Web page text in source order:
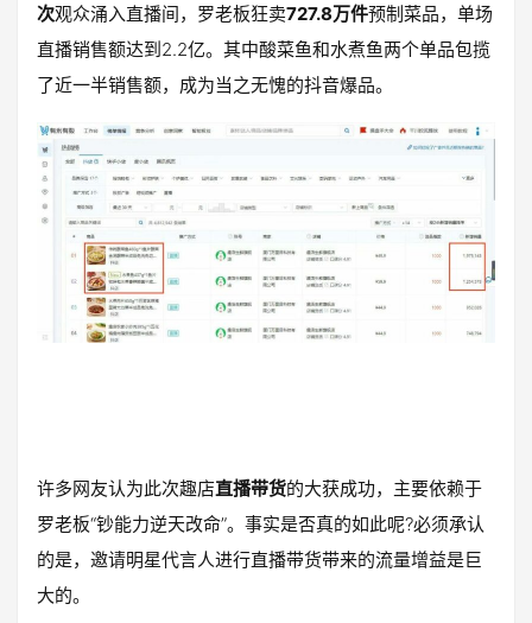
次观众涌入直播间，罗老板狂卖727.8万件预制菜品，单场
直播销售额达到2.2亿。其中酸菜鱼和水煮鱼两个单品包揽
了近一半销售额，成为当之无愧的抖音爆品。
许多网友认为此次趣店直播带货的大获成功，主要依赖于
罗老板“钞能力逆天改命”。事实是否真的如此呢?必须承认
的是，邀请明星代言人进行直播带货带来的流量增益是巨
大的。